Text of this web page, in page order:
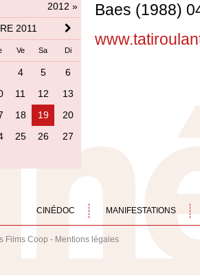
2012 »
2011
Ve Sa Di
4 5
6
11 12
13
18 19
20
25 26
27
Baes (1988)
CINÉDOC MANIFESTATIONS
Films Coop - Mentions légales